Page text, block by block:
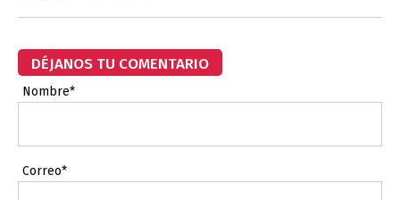
DÉJANOS TU COMENTARIO
Nombre*
Correo*